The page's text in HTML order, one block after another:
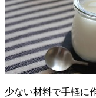
少ない材料で手軽に